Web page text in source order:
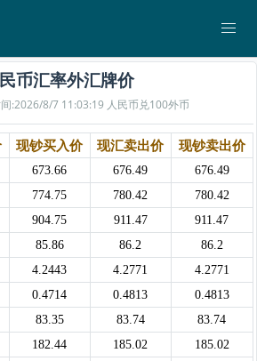
币汇率外汇牌价
:2026/8/7 11:03:19 人民币兑100外币
现钞买入价 现汇卖出价
现钞卖出价
673.66 676.49 676.49
774.75 780.42 780.42
904.75 911.47 911.47
85.86 86.2 86.2
4.2443 4.2771 4.2771
0.4714 0.4813 0.4813
83.35 83.74 83.74
182.44 185.02 185.02